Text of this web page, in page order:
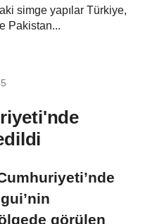
simge yapılar Türkiye,
Pakistan...
görülen